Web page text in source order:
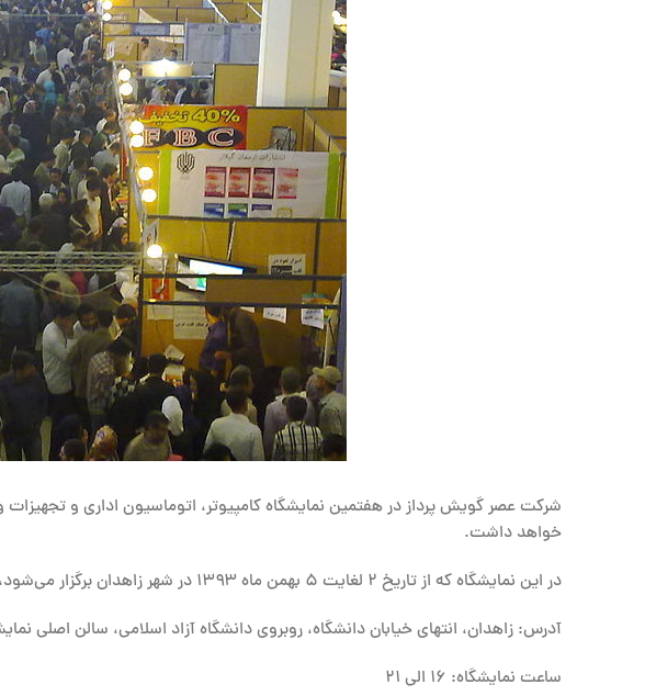
شرکت عصر گویش پرداز در هفتمین نمایشگاه کامپیوتر، اتوماسیون اداری و
خواهد داشت.
در این نمایشگاه که از تاریخ ۲ لغایت ۵ بهمن ماه ۱۳۹۳ در شهر زاهدان برگزار می‌شود، نرم‌افزارهای نسخه جدید تایپ گفتاری نویسا عرضه خواهد شد.
آدرس: زاهدان، انتهای خیابان دانشگاه، روبروی دانشگاه آزاد اسلامی، سالن اصلی
ساعت نمایشگاه: ۱۶ الی ۲۱